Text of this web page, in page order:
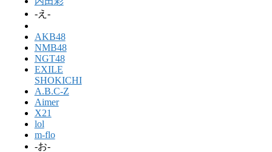
-え-
AKB48
NMB48
NGT48
EXILE
SHOKICHI
A.B.C-Z
Aimer
X21
lol
m-flo
-お-